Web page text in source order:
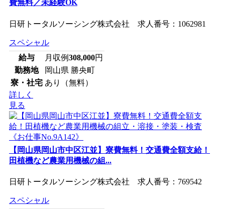
費無料／未経験OK
日研トータルソーシング株式会社 求人番号：1062981
スペシャル
給与
月収例308,000円
勤務地
岡山県 勝央町
寮・社宅 あり（無料）
詳しく
見る
【岡山県岡山市中区江並】寮費無料！交通費全額支給！
田植機など農業用機械の組...
日研トータルソーシング株式会社 求人番号：769542
スペシャル